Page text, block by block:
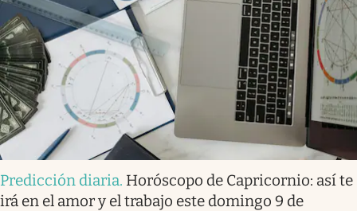
Predicción diaria. Horóscopo de Capricornio: así te
irá en el amor y el trabajo este domingo 9 de